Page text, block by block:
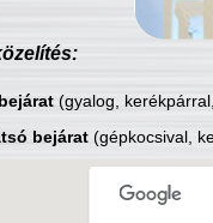
(gyalog,
bejárat(gépkocsival,